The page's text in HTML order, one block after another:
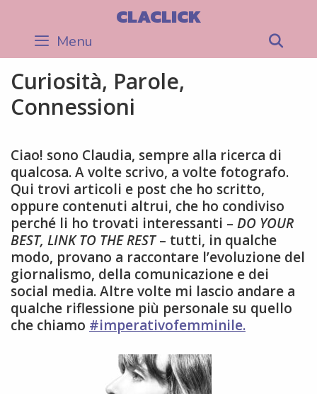
content
CLACLICK
Menu
Curiosità, Parole,
Connessioni
Ciao! sono Claudia, sempre alla ricerca di
qualcosa. A volte scrivo, a volte fotografo.
Qui trovi articoli e post che ho scritto,
oppure contenuti altrui, che ho condiviso
perché li ho trovati interessanti – DO YOUR
BEST, LINK TO THE REST– tutti, in qualche
modo, provano a raccontare l’evoluzione del
giornalismo, della comunicazione e dei
social media. Altre volte mi lascio andare a
qualche riflessione più personale su quello
che chiamo #imperativofemminile.